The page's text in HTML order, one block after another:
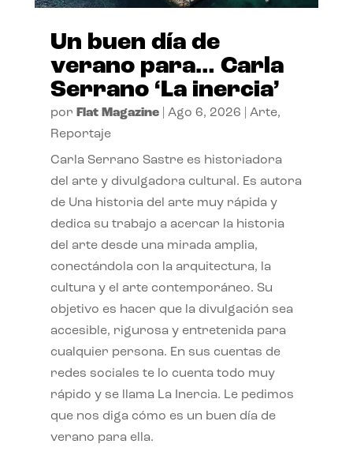
Un buen día de
verano para… Carla
Serrano ‘La inercia’
por Flat Magazine| Ago 6, 2026 Arte,
Reportaje
Carla Serrano Sastre es historiadora
del arte y divulgadora cultural. Es autora
de Una historia del arte muy rápida y
dedica su trabajo a acercar la historia
del arte desde una mirada amplia,
conectándola con la arquitectura, la
cultura y el arte contemporáneo. Su
objetivo es hacer que la divulgación sea
accesible, rigurosa y entretenida para
cualquier persona. En sus cuentas de
redes sociales te lo cuenta todo muy
rápido y se llama La Inercia. Le pedimos
que nos diga cómo es un buen día de
verano para ella.